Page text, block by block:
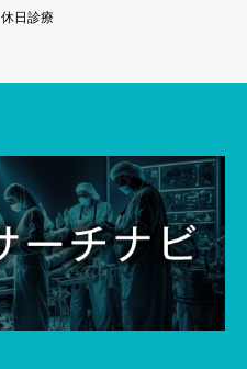
休日診療